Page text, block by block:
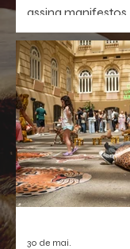
assina
palanques. Talvez
esquecê-la.
30 de mai.